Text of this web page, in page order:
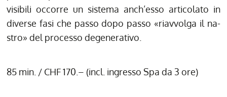
visibili occorre un sistema anch’esso articolato in
diverse fasi che passo dopo passo «riavvolga il na-
stro» del processo degenerativo.
85 min. / CHF 170.– (incl. ingresso Spa da 3 ore)